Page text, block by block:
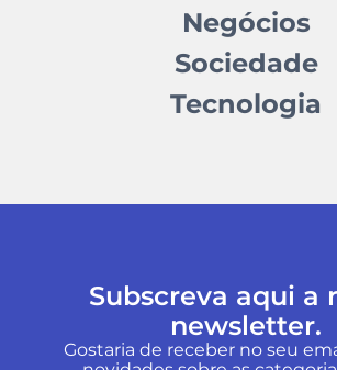
Negócios
Sociedade
Tecnologia
Subscreva aqui a
newsletter.
Gostaria de receber no seu